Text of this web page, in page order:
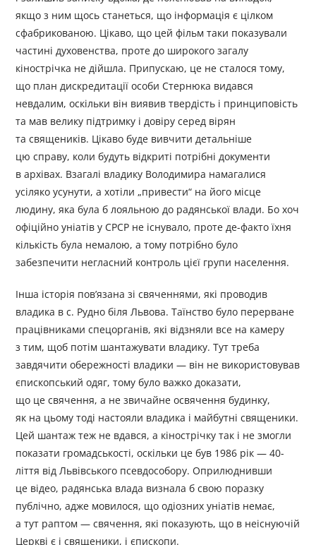
якщо з ним щось станеться, що інформація є цілком
сфабрикованою. Цікаво, що цей фільм таки показували
частині духовенства, проте до широкого загалу
кінострічка не дійшла. Припускаю, це не сталося тому,
що план дискредитації особи Стернюка видався
невдалим, оскільки він виявив твердість і принциповість
та мав велику підтримку і довіру серед вірян
та священиків. Цікаво буде вивчити детальніше
цю справу, коли будуть відкриті потрібні документи
в архівах. Взагалі владику Володимира намагалися
усіляко усунути, а хотіли „привести“ на його місце
людину, яка була б лояльною до радянської влади. Бо хоч
офіційно уніатів у СРСР не існувало, проте де-факто їхня
кількість була немалою, а тому потрібно було
забезпечити негласний контроль цієї групи населення.
Інша історія пов’язана зі свяченнями, які проводив
владика в с. Рудно біля Львова. Таїнство було перерване
працівниками спецорганів, які відзняли все на камеру
з тим, щоб потім шантажувати владику. Тут треба
завдячити обережності владики — він не використовував
єпископський одяг, тому було важко доказати,
що це свячення, а не звичайне освячення будинку,
як на цьому тоді настояли владика і майбутні священики.
Цей шантаж теж не вдався, а кінострічку так і не змогли
показати громадськості, оскільки це був 1986 рік — 40-
ліття від Львівського псевдособору. Оприлюднивши
це відео, радянська влада визнала б свою поразку
публічно, адже мовилося, що одіозних уніатів немає,
а тут раптом — свячення, які показують, що в неіснуючій
Церкві є і священики, і єпископи.